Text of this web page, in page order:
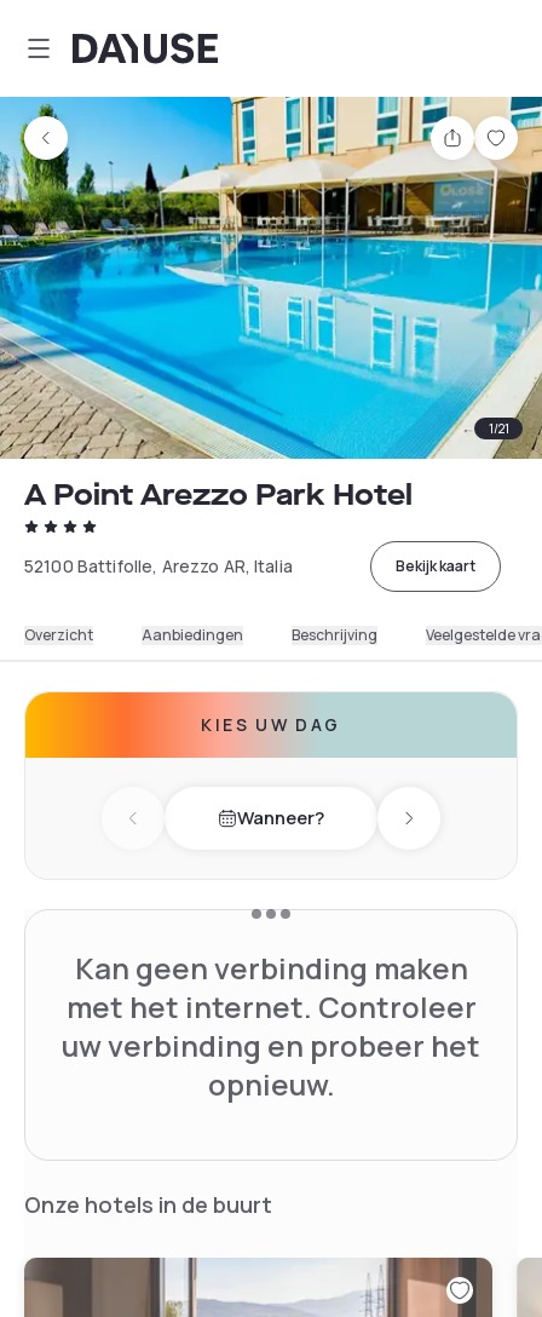
Dayuse
Delen
1/21
A Point Arezzo Park Hotel
52100 Battifolle, Arezzo AR, Italia Bekijk kaart
Overzicht Aanbiedingen Beschrijving Veelgestelde
KIES UW DAG
Previous dayWanneer? Next day
Kan geen verbinding maken
met het internet. Controleer
uw verbinding en probeer het
opnieuw.
Onze hotels in de buurt